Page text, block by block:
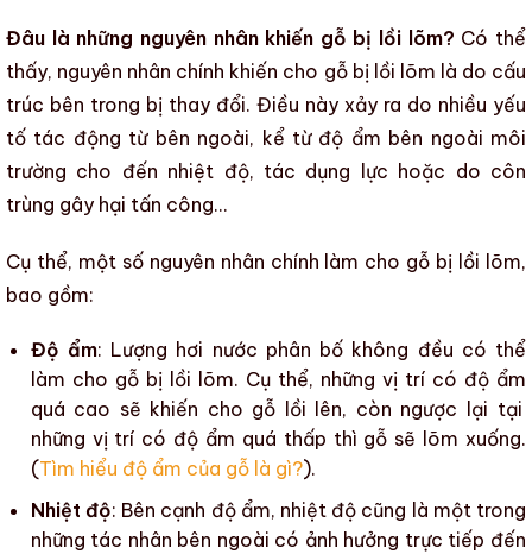
Đâu là những nguyên nhân khiến gỗ bị lồi lõm? Có thể
thấy, nguyên nhân chính khiến cho gỗ bị lồi lõm là do cấu
trúc bên trong bị thay đổi. Điều này xảy ra do nhiều yếu
tố tác động từ bên ngoài, kể từ độ ẩm bên ngoài môi
trường cho đến nhiệt độ, tác dụng lực hoặc do côn
trùng gây hại tấn công…
Cụ thể, một số nguyên nhân chính làm cho gỗ bị lồi lõm,
bao gồm:
Độ ẩm: Lượng hơi nước phân bố không đều có thể
làm cho gỗ bị lồi lõm. Cụ thể, những vị trí có độ ẩm
quá cao sẽ khiến cho gỗ lồi lên, còn ngược lại tại
những vị trí có độ ẩm quá thấp thì gỗ sẽ lõm xuống.
(Tìm hiểu độ ẩm của gỗ là gì?).
Nhiệt độ: Bên cạnh độ ẩm, nhiệt độ cũng là một trong
những tác nhân bên ngoài có ảnh hưởng trực tiếp đến